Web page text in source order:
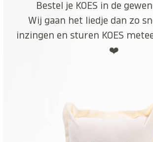
Bestel je KOES in de
Wij gaan het liedje dan zo
inzingen en sturen KOES
❤️